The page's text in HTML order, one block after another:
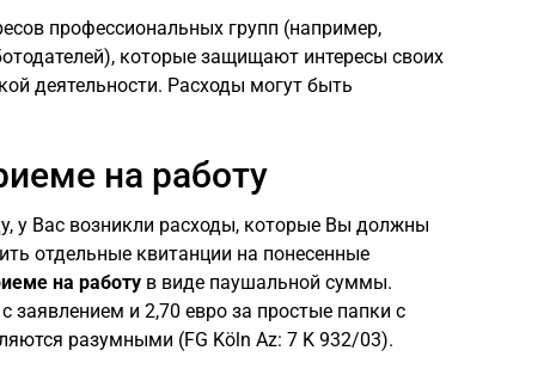
профессиональных групп (например,
которые защищают интересы своих
деятельности. Расходы могут быть
на работу
у Вас возникли расходы, которые Вы должны
отдельные квитанции на понесенные
на работув виде паушальной суммы.
заявлением и 2,70 евро за простые папки с
разумными (FG Köln Az: 7 K 932/03).